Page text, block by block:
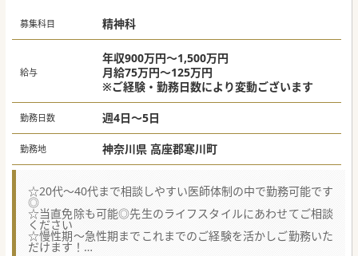
取りながらご対応いただくことでスムーズにご対応いただけ
ます。
#秋入職可
募集科目 精神科
給与
年収900万円～1,500万円
月給75万円～125万円
※ご経験・勤務日数により変動ございます
勤務日数 週4日～5日
勤務地 神奈川県 高座郡寒川町
☆20代～40代まで相談しやすい医師体制の中で勤務可能です
◎
☆当直免除も可能◎先生のライフスタイルにあわせてご相談
ください
☆慢性期～急性期までこれまでのご経験を活かしご勤務いた
だけます！